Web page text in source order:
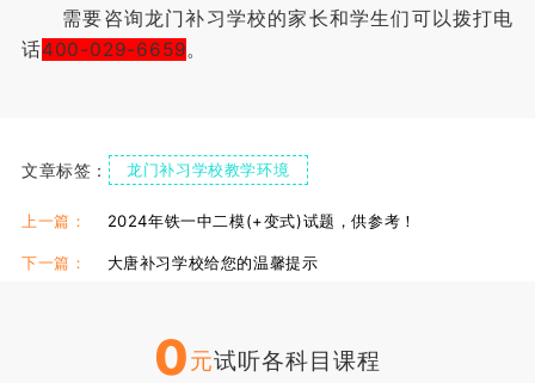
需要咨询龙门补习学校的家长和学生们可以拨打电
话400-029-6659。
文章标签： 龙门补习学校教学环境
龙门补习学校在哪里？ 西安龙门补习学校学费
上一篇： 2024年铁一中二模(+变式)试题，供参考！
下一篇： 大唐补习学校给您的温馨提示
0元试听各科目课程